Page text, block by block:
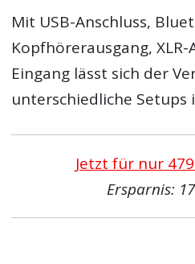
Mit USB-Anschluss,
Kopfhörerausgang,
Eingang lässt sich der
unterschiedliche Setups
Jetzt für nur
Ersparnis: